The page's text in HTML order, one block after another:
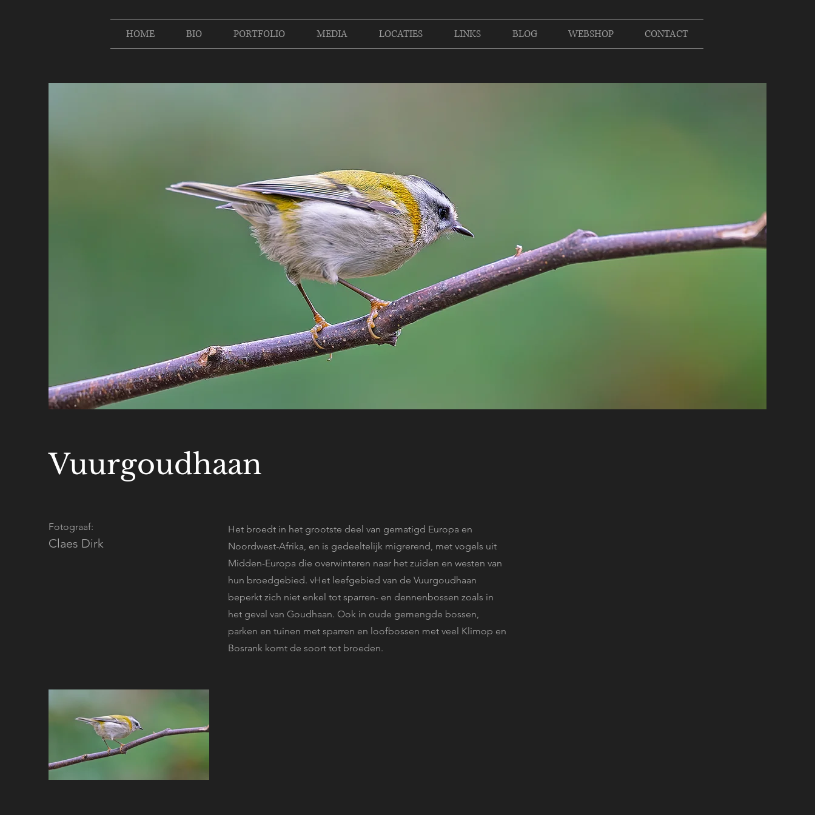
HOME BIO PORTFOLIO MEDIA LOCATIES LINKS BLOG WEBSHOP CONTACT
Vuurgoudhaan
Fotograaf:
Claes Dirk
Het broedt in het grootste deel van gematigd Europa en
Noordwest-Afrika, en is gedeeltelijk migrerend, met vogels uit
Midden-Europa die overwinteren naar het zuiden en westen van
hun broedgebied. vHet leefgebied van de Vuurgoudhaan
beperkt zich niet enkel tot sparren- en dennenbossen zoals in
het geval van Goudhaan. Ook in oude gemengde bossen,
parken en tuinen met sparren en loofbossen met veel Klimop en
Bosrank komt de soort tot broeden.